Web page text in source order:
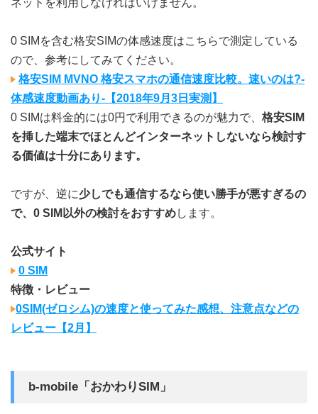
ネットを利用しなければいけません。
0 SIMを含む格安SIMの体感速度はこちらで測定している
ので、参考にしてみてください。
格安SIM MVNO 格安スマホの通信速度比較。速いのは?-
体感速度動画あり-【2018年9月3日実測】
0 SIMは料金的には0円で利用できるのが魅力で、 格安SIM
を挿した端末でほとんどインターネットしないなら検討す
る価値は十分にあります。
ですが、逆に少しでも通信するなら使い勝手が悪すぎるの
で、0 SIM以外の検討をおすすめします。
公式サイト
0 SIM
特徴・レビュー
0SIM(ゼロシム)の速度と使ってみた感想、注意点などの
レビュー【2月】
b-mobile「おかわりSIM」